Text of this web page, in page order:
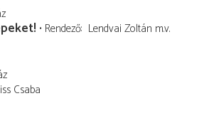
Rendező Lendvai Zoltán m.v.
Csaba